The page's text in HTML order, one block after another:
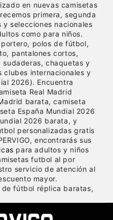
en nuevas camisetas
primera, segunda
selecciones nacionales
como para niños.
polos de fútbol,
pantalones cortos,
sudaderas, chaquetas y
clubes internacionales y
2026). Encuentra
Real Madrid
barata, camiseta
España Mundial 2026
2026 barata, y
personalizadas gratis
encontrarás sus
para adultos y niños
futbol al por
servicio de atención al
mayor.
fútbol réplica baratas,